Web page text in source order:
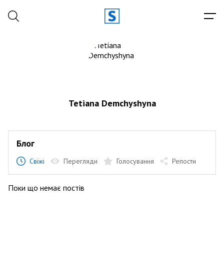
Tetiana Demchyshyna
Блог
Свіжі Перегляди Голосування Репости
Поки що немає постів